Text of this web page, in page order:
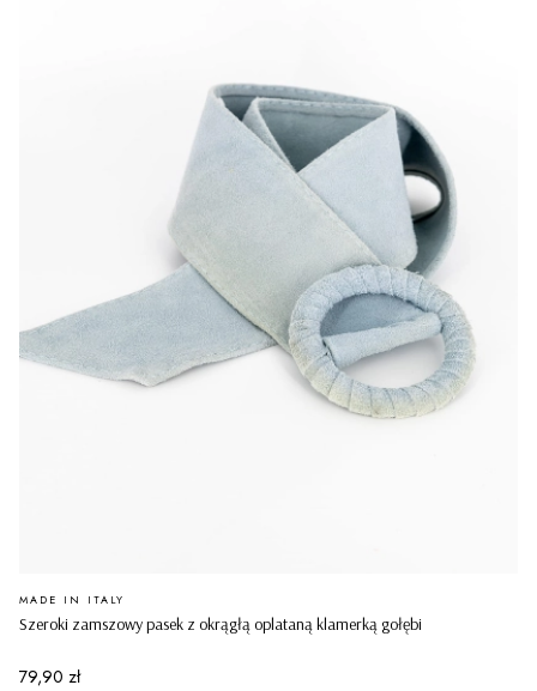
Szeroki zamszowy pasek z okrągłą oplataną klamerką gołębi
PRODUCENT
MADE IN ITALY
Cena
79,90 zł